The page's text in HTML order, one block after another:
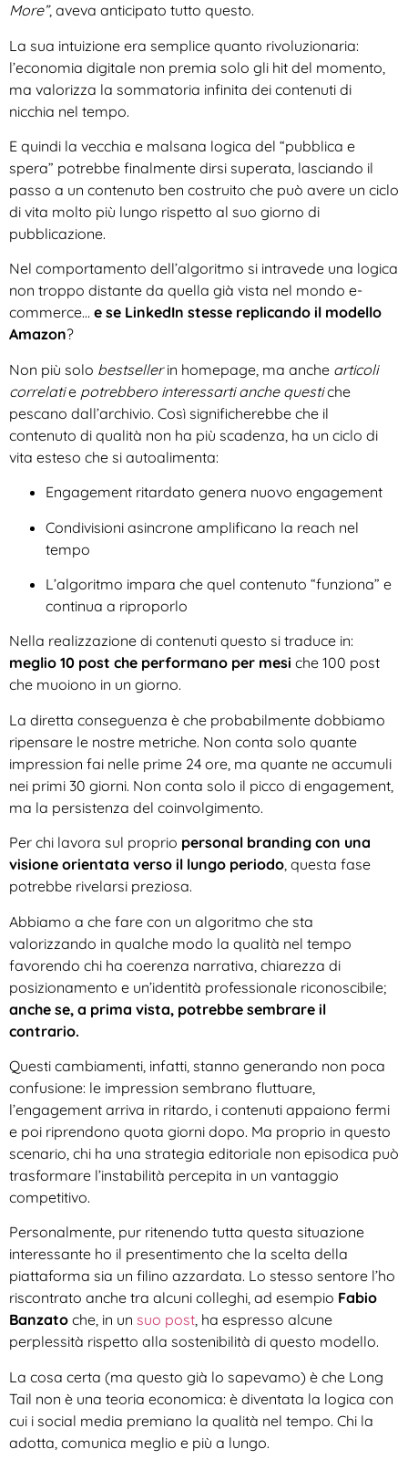
More”, aveva anticipato tutto questo.
La sua intuizione era semplice quanto rivoluzionaria:
l’economia digitale non premia solo gli hit del momento,
ma valorizza la sommatoria infinita dei contenuti di
nicchia nel tempo.
E quindi la vecchia e malsana logica del “pubblica e
spera” potrebbe finalmente dirsi superata, lasciando il
passo a un contenuto ben costruito che può avere un ciclo
di vita molto più lungo rispetto al suo giorno di
pubblicazione.
Nel comportamento dell’algoritmo si intravede una logica
non troppo distante da quella già vista nel mondo e-
commerce… e se LinkedIn stesse replicando il modello
Amazon?
Non più solo bestsellerin homepage, ma anche articoli
correlatie potrebbero interessarti anche questiche
pescano dall’archivio. Così significherebbe che il
contenuto di qualità non ha più scadenza, ha un ciclo di
vita esteso che si autoalimenta:
Engagement ritardato genera nuovo engagement
Condivisioni asincrone amplificano la reach nel
tempo
L’algoritmo impara che quel contenuto “funziona” e
continua a riproporlo
Nella realizzazione di contenuti questo si traduce in:
meglio 10 post che performano per mesi che 100 post
che muoiono in un giorno.
La diretta conseguenza è che probabilmente dobbiamo
ripensare le nostre metriche. Non conta solo quante
impression fai nelle prime 24 ore, ma quante ne accumuli
nei primi 30 giorni. Non conta solo il picco di engagement,
ma la persistenza del coinvolgimento.
Per chi lavora sul proprio personal branding con una
visione orientata verso il lungo periodo, questa fase
potrebbe rivelarsi preziosa.
Abbiamo a che fare con un algoritmo che sta
valorizzando in qualche modo la qualità nel tempo
favorendo chi ha coerenza narrativa, chiarezza di
posizionamento e un’identità professionale riconoscibile;
anche se, a prima vista, potrebbe sembrare il
contrario.
Questi cambiamenti, infatti, stanno generando non poca
confusione: le impression sembrano fluttuare,
l’engagement arriva in ritardo, i contenuti appaiono fermi
e poi riprendono quota giorni dopo. Ma proprio in questo
scenario, chi ha una strategia editoriale non episodica può
trasformare l’instabilità percepita in un vantaggio
competitivo.
Personalmente, pur ritenendo tutta questa situazione
interessante ho il presentimento che la scelta della
piattaforma sia un filino azzardata. Lo stesso sentore l’ho
riscontrato anche tra alcuni colleghi, ad esempio Fabio
Banzato che, in un suo post, ha espresso alcune
perplessità rispetto alla sostenibilità di questo modello.
La cosa certa (ma questo già lo sapevamo) è che Long
Tail non è una teoria economica: è diventata la logica con
cui i social media premiano la qualità nel tempo. Chi la
adotta, comunica meglio e più a lungo.